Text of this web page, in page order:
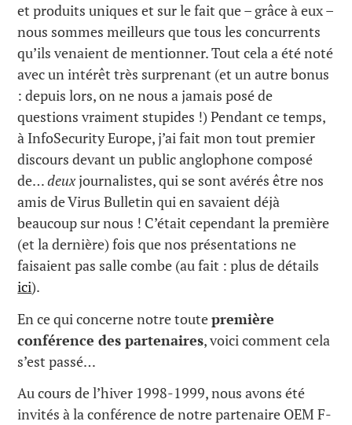
et produits uniques et sur le fait que – grâce à eux –
nous sommes meilleurs que tous les concurrents
qu’ils venaient de mentionner. Tout cela a été noté
avec un intérêt très surprenant (et un autre bonus
: depuis lors, on ne nous a jamais posé de
questions vraiment stupides !) Pendant ce temps,
à InfoSecurity Europe, j’ai fait mon tout premier
discours devant un public anglophone composé
de…deuxjournalistes, qui se sont avérés être nos
amis de Virus Bulletin qui en savaient déjà
beaucoup sur nous ! C’était cependant la première
(et la dernière) fois que nos présentations ne
faisaient pas salle combe (au fait : plus de détails
ici).
En ce qui concerne notre toutepremière
conférence des partenaires, voici comment cela
s’est passé…
Au cours de l’hiver 1998-1999, nous avons été
invités à la conférence de notre partenaire OEM F-